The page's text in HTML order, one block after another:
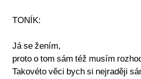
TONÍK:
Já se žením,
proto o tom sám též musím
Takovéto věci bych si nejraději